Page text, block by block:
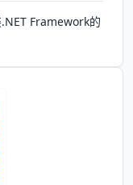
Framework的